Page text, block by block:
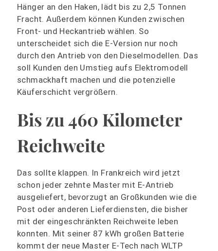
Hänger an den Haken, lädt bis zu 2,5 Tonnen
Fracht. Außerdem können Kunden zwischen
Front- und Heckantrieb wählen. So
unterscheidet sich die E-Version nur noch
durch den Antrieb von den Dieselmodellen. Das
soll Kunden den Umstieg aufs Elektromodell
schmackhaft machen und die potenzielle
Käuferschicht vergrößern.
Bis zu 460 Kilometer
Reichweite
Das sollte klappen. In Frankreich wird jetzt
schon jeder zehnte Master mit E-Antrieb
ausgeliefert, bevorzugt an Großkunden wie die
Post oder anderen Lieferdiensten, die bisher
mit der eingeschränkten Reichweite leben
konnten. Mit seiner 87 kWh großen Batterie
kommt der neue Master E-Tech nach WLTP